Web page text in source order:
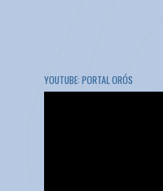
YOUTUBE: PORTAL ORÓS